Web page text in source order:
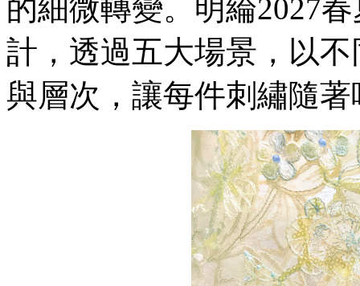
的細微轉變。明綸2027
計，透過五大場景，以
與層次，讓每件刺繡隨